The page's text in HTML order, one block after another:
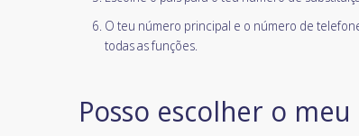
O teu número principal e o número de
todas as funções.
Posso escolher o meu